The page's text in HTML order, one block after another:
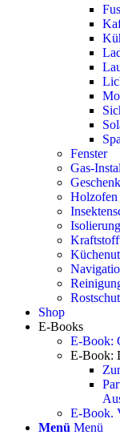
Fenster
Gas-
Holzofen
Isolierung
Shop
E-Books
E-Book:
E-Book:
E-Book.
Menü Menü